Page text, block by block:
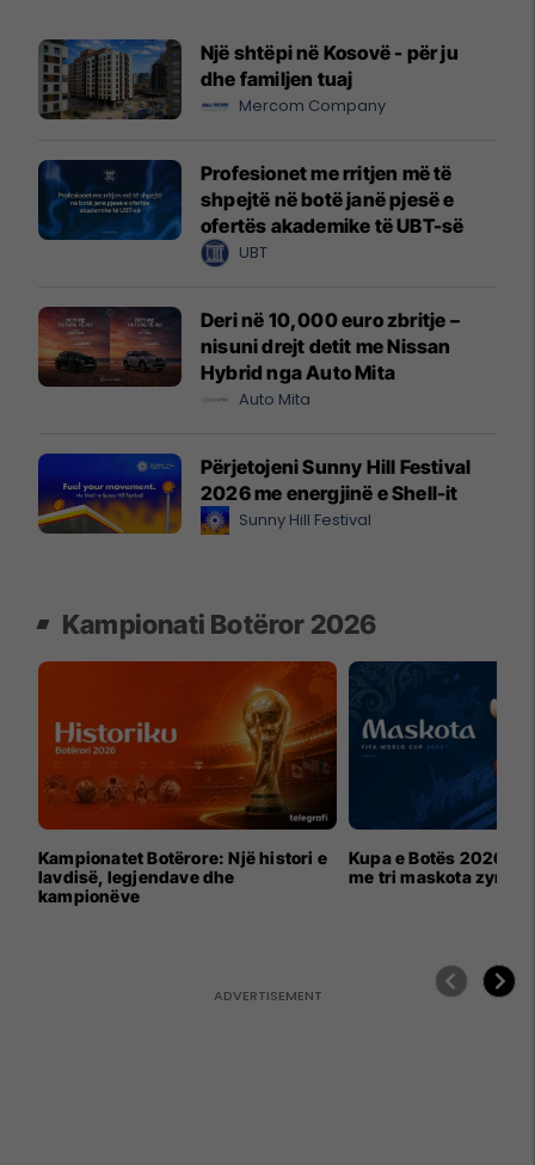
Një shtëpi në Kosovë - për ju
dhe familjen tuaj
Mercom Company
Profesionet me rritjen më të
shpejtë në botë janë pjesë e
ofertës akademike të UBT-së
UBT
Deri në 10,000 euro zbritje –
nisuni drejt detit me Nissan
Hybrid nga Auto Mita
Auto Mita
Përjetojeni Sunny Hill Festival
2026 me energjinë e Shell-it
Sunny Hill Festival
Kampionati Botëror 2026
Kampionatet Botërore: Një histori e
lavdisë, legjendave dhe
kampionëve
Kupa e Botës 2026
me tri maskota zyrtare